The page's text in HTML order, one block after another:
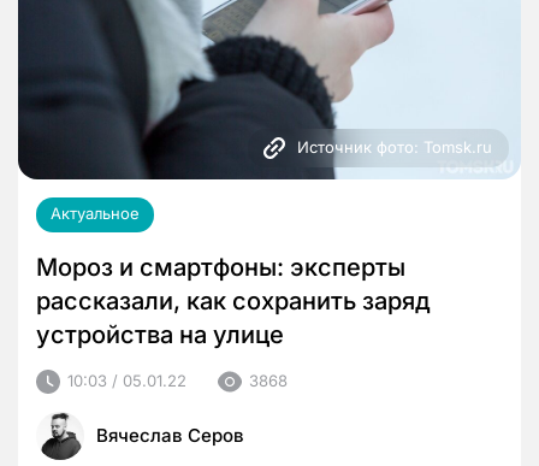
Источник фото: Tomsk.ru
Актуальное
Мороз и смартфоны: эксперты
рассказали, как сохранить заряд
устройства на улице
10:03 / 05.01.22 3868
Вячеслав Серов